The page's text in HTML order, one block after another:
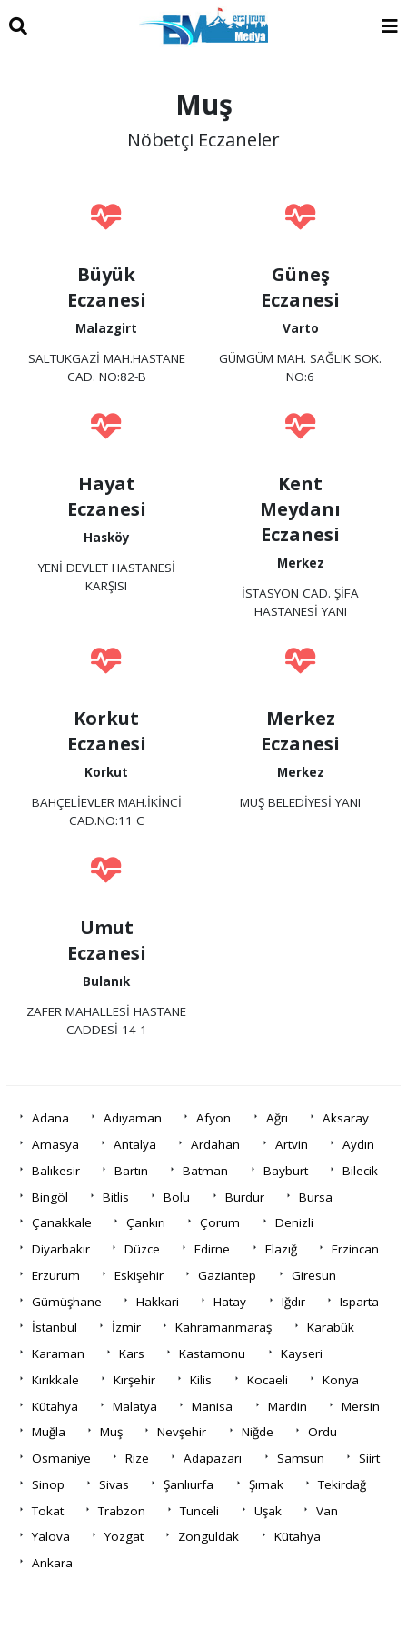
Muş
Nöbetçi Eczaneler
Büyük
Eczanesi
Malazgirt
SALTUKGAZİ MAH.HASTANE
CAD. NO:82-B
Güneş
Eczanesi
Varto
GÜMGÜM MAH. SAĞLIK SOK.
NO:6
Hayat
Eczanesi
Hasköy
YENİ DEVLET HASTANESİ
KARŞISI
Kent
Meydanı
Eczanesi
Merkez
İSTASYON CAD. ŞİFA
HASTANESİ YANI
Korkut
Eczanesi
Korkut
BAHÇELİEVLER MAH.İKİNCİ
CAD.NO:11 C
Merkez
Eczanesi
Merkez
MUŞ BELEDİYESİ YANI
Umut
Eczanesi
Bulanık
ZAFER MAHALLESİ HASTANE
CADDESİ 14 1
Adana Adıyaman Afyon Ağrı
Aksaray
Amasya
Antalya Ardahan Artvin
Aydın
Balıkesir
Bartın Batman Bayburt
Bilecik
Bingöl
Bitlis Bolu Burdur
Bursa
Çanakkale
Çankırı Çorum
Denizli
Diyarbakır
Düzce Edirne Elazığ
Erzincan
Erzurum
Eskişehir Gaziantep
Giresun
Gümüşhane
Hakkari Hatay Iğdır
Isparta
İstanbul
İzmir Kahramanmaraş
Karabük
Karaman
Kars Kastamonu
Kayseri
Kırıkkale
Kırşehir Kilis Kocaeli
Konya
Kütahya
Malatya Manisa Mardin
Mersin
Muğla
Muş Nevşehir Niğde
Ordu
Osmaniye
Rize Adapazarı Samsun
Siirt
Sinop
Sivas Şanlıurfa Şırnak
Tekirdağ
Tokat
Trabzon Tunceli Uşak
Van
Yalova
Yozgat Zonguldak
Kütahya
Ankara